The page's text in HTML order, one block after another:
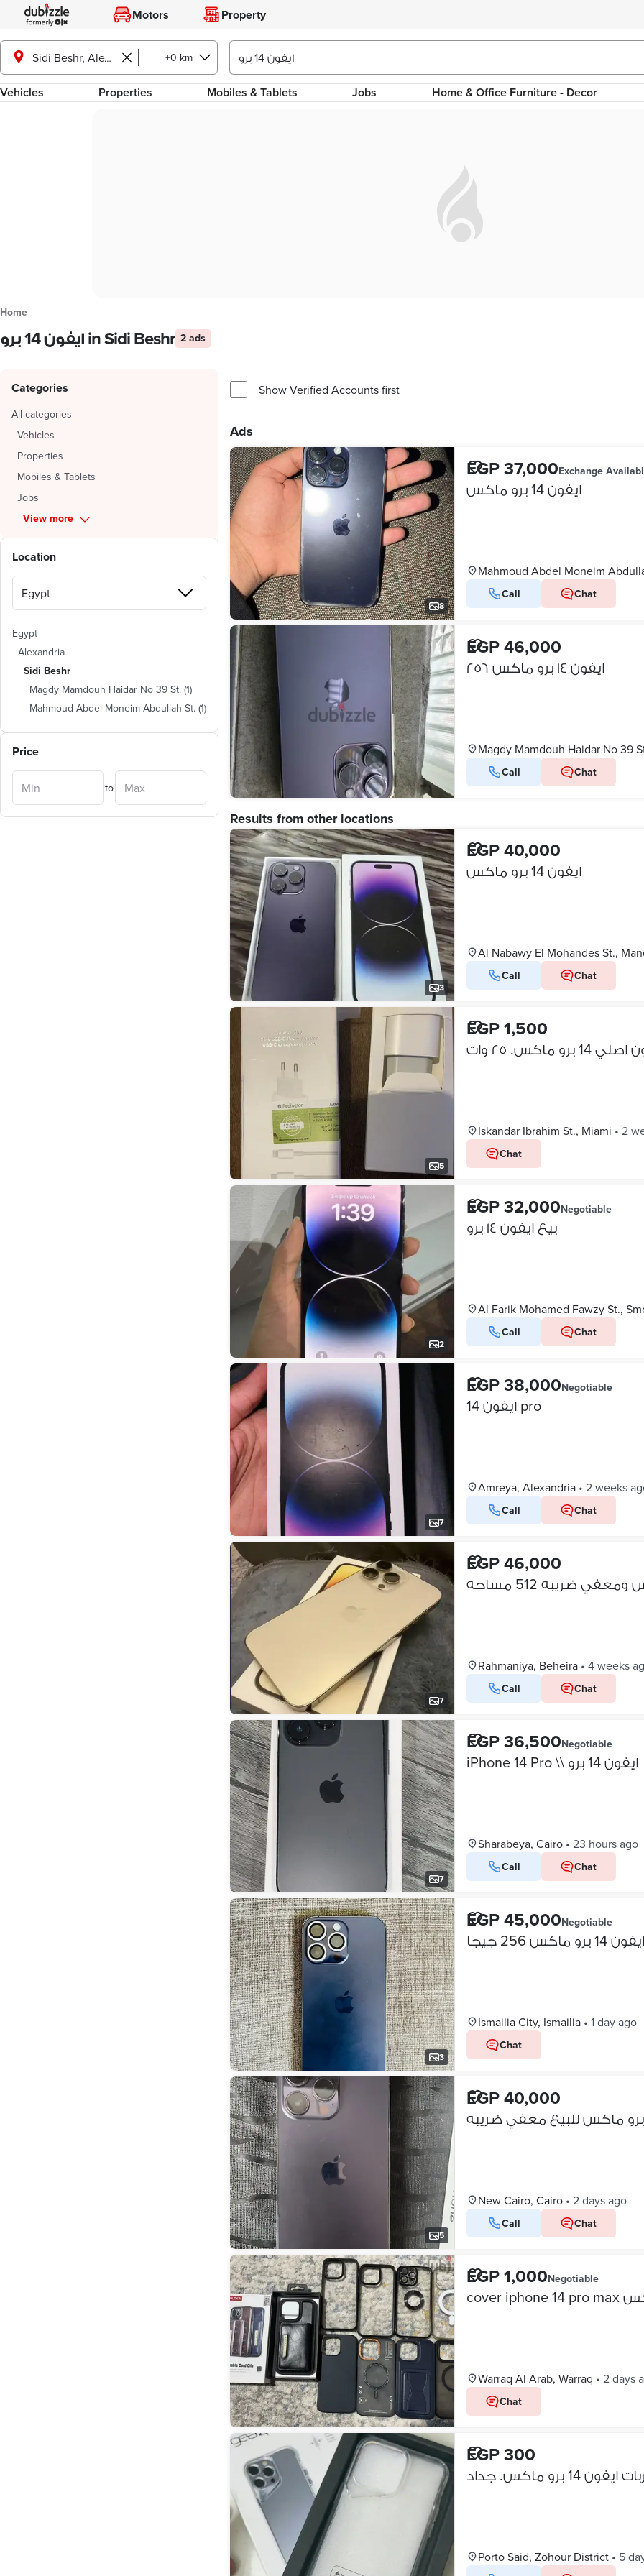
Motors Property
Sidi Beshr, Alexandria +0 km
Vehicles Properties Mobiles & Tablets Jobs Home & Office Furniture - Decor
Home
ايفون 14 برو in Sidi Beshr 2 ads
Categories
All categories
Vehicles
Properties
Mobiles & Tablets
Jobs
View more
Location
Egypt
Alexandria
Sidi Beshr
Magdy Mamdouh Haidar No 39 St. (1)
Mahmoud Abdel Moneim Abdullah St. (1)
Price
to
Show Verified Accounts first
Ads
8
EGP 37,000Exchange
ايفون 14 برو ماكس
Mahmoud Abdel Moneim
Call Chat
EGP 46,000
ايفون ١٤ برو ماكس ٢٥٦
Magdy Mamdouh Haidar No 39
Call Chat
Results from other locations
3
EGP 40,000
ايفون 14 برو ماكس
Al Nabawy El Mohandes St.,
Call Chat
5
EGP 1,500
ماكس. ٢٥ وات
Iskandar Ibrahim St., Miami • 2
Chat
2
EGP 32,000Negotiable
بيع ايفون ١٤ برو
Al Farik Mohamed Fawzy St.,
Call Chat
7
EGP 38,000Negotiable
ايفون 14 pro
Amreya, Alexandria • 2 weeks
Call Chat
7
EGP 46,000
Rahmaniya, Beheira • 4 weeks
Call Chat
7
EGP 36,500Negotiable
iPhone 14 Pro \\ ايفون 14 برو
Sharabeya, Cairo • 23 hours ago
Call Chat
3
EGP 45,000Negotiable
ماكس 256 جيجا
Ismailia City, Ismailia • 1 day ago
Chat
5
EGP 40,000
New Cairo, Cairo • 2 days ago
Call Chat
EGP 1,000Negotiable
Warraq Al Arab, Warraq • 2 days
Chat
EGP 300
14 برو ماكس. جداد
Porto Said, Zohour District • 5